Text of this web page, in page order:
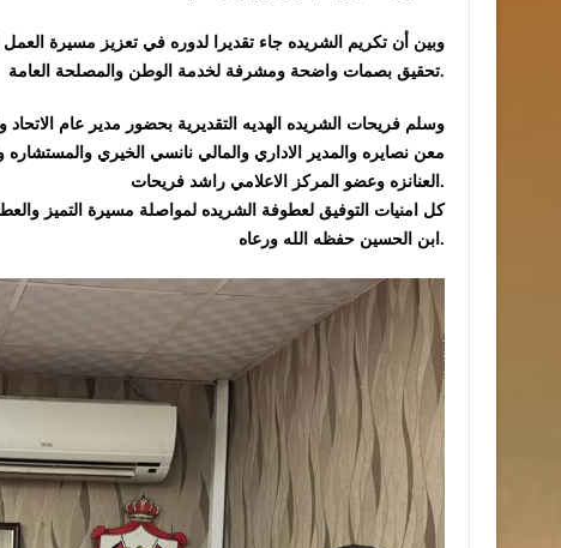
وبين أن تكريم الشريده جاء تقديرا لدوره في تعزيز مسيرة
تحقيق بصمات واضحة ومشرفة لخدمة الوطن والمصلحة العامة.
وسلم فريحات الشريده الهديه التقديرية بحضور مدير عام
معن نصايره والمدير الاداري والمالي نانسي الخيري والمستشاره
العنانزه وعضو المركز الاعلامي راشد فريحات.
كل امنيات التوفيق لعطوفة الشريده لمواصلة مسيرة التميز
ابن الحسين حفظه الله ورعاه.